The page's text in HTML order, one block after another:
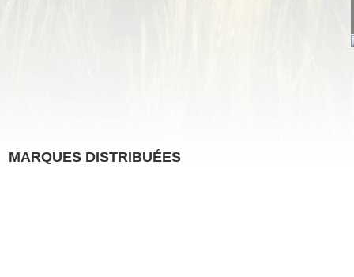
MARQUES DISTRIBUÉES